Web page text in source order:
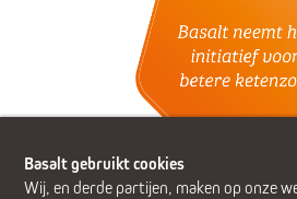
Basalt gebruikt cookies
Wij, en derde partijen, maken op onze